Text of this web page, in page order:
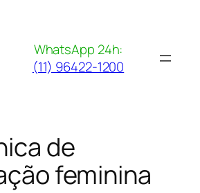
WhatsApp 24h:
(11) 96422-1200
de
feminina